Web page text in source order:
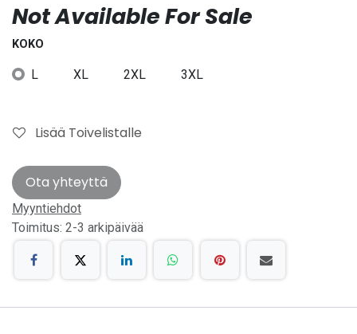
Not Available For Sale
KOKO
L XL 2XL 3XL
Lisää Toivelistalle
Ota yhteyttä
Myyntiehdot
Toimitus: 2-3 arkipäivää